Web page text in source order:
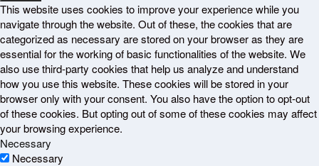
This website uses cookies to improve your experience while you
navigate through the website. Out of these, the cookies that are
categorized as necessary are stored on your browser as they are
essential for the working of basic functionalities of the website. We
also use third-party cookies that help us analyze and understand
how you use this website. These cookies will be stored in your
browser only with your consent. You also have the option to opt-out
of these cookies. But opting out of some of these cookies may affect
your browsing experience.
Necessary
Necessary